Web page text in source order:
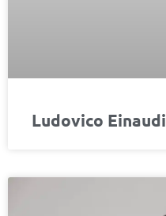
Ludovico Einaudi